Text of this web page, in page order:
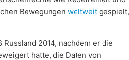
Bewegungen weltweit gespielt,
2014, nachdem er die
hatte, die Daten von